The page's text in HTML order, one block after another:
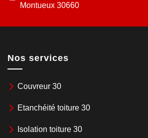
Montueux 30660
Nos services
Couvreur 30
Etanchéité toiture 30
Isolation toiture 30